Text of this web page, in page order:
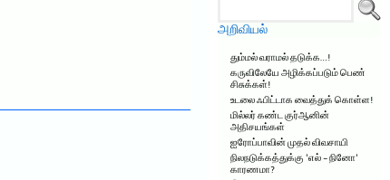
அறிவியல்
தும்மல் வராமல் தடுக்க…!
கருவிலேயே அழிக்கப்படும் பெண்
சிசுக்கள்!
உடலை ஃபிட்டாக வைத்துக் கொள்ள!
மில்லர் கண்ட குர்ஆனின்
அதிசயங்கள்
ஐரோப்பாவின் முதல் விவசாயி
நிலநடுக்கத்துக்கு ‘எல் – நினோ’
காரணமா?